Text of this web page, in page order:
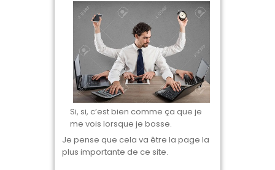
Si, si, c’est bien comme ça que je
me vois lorsque je bosse.
Je pense que cela va être la page la
plus importante de ce site.